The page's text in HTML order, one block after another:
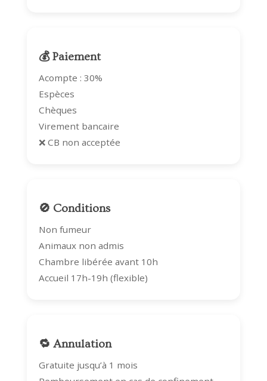
💰 Paiement
Acompte : 30%
Espèces
Chèques
Virement bancaire
❌ CB non acceptée
🚫 Conditions
Non fumeur
Animaux non admis
Chambre libérée avant 10h
Accueil 17h-19h (flexible)
🔁 Annulation
Gratuite jusqu’à 1 mois